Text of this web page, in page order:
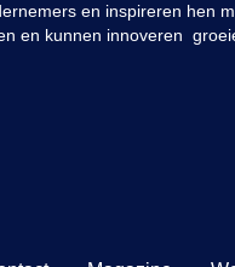
en inspireren hen
en kunnen innoveren